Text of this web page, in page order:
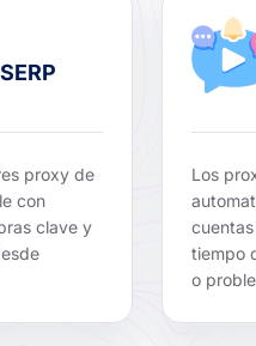
proxy de
con
clave y
Los
tiempo
o